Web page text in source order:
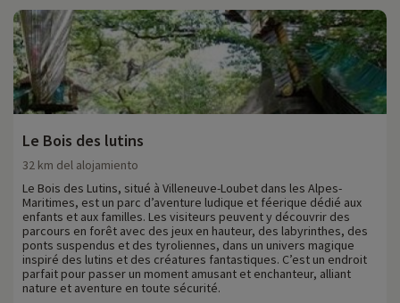
Le Bois des lutins
32 km del alojamiento
Le Bois des Lutins, situé à Villeneuve-Loubet dans les Alpes-
Maritimes, est un parc d’aventure ludique et féerique dédié aux
enfants et aux familles. Les visiteurs peuvent y découvrir des
parcours en forêt avec des jeux en hauteur, des labyrinthes, des
ponts suspendus et des tyroliennes, dans un univers magique
inspiré des lutins et des créatures fantastiques. C’est un endroit
parfait pour passer un moment amusant et enchanteur, alliant
nature et aventure en toute sécurité.